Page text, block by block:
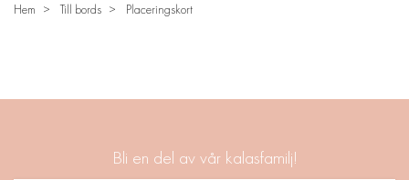
Hem Till bords Placeringskort
Bli en del av vår kalasfamilj!